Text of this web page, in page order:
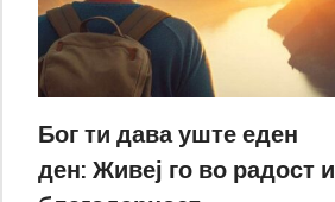
Бог ти дава уште еден
ден: Живеј го во радост и